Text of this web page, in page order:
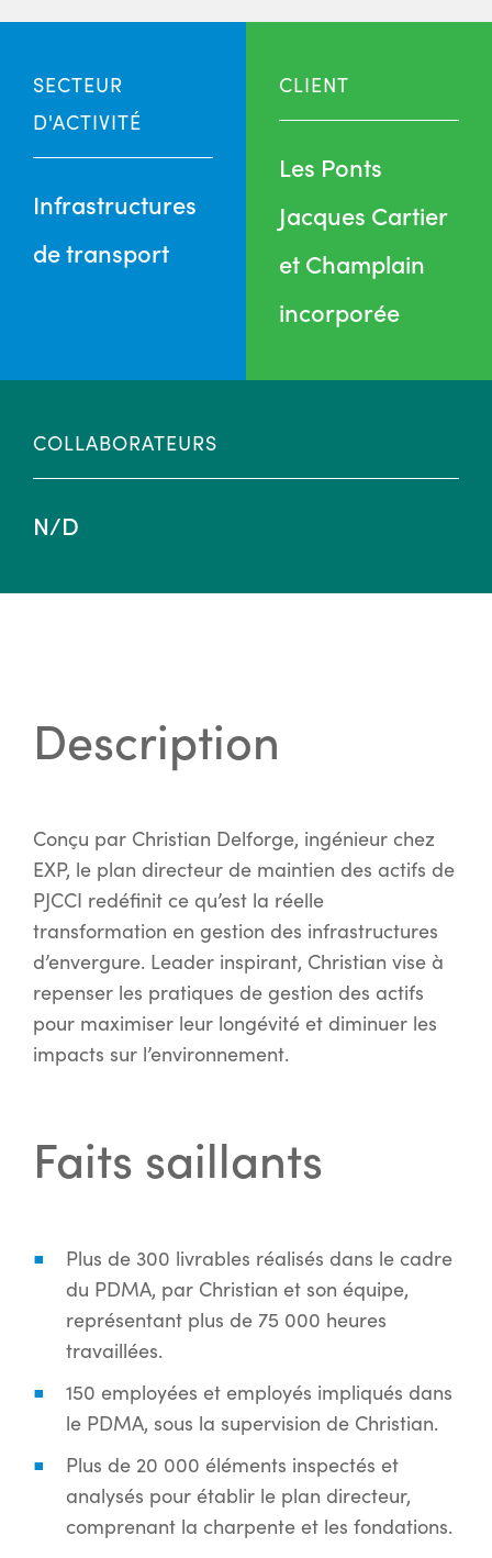
SECTEUR
D'ACTIVITÉ
Infrastructures
de transport
CLIENT
Les Ponts
Jacques Cartier
et Champlain
incorporée
COLLABORATEURS
N/D
Description
Conçu par Christian Delforge, ingénieur chez
EXP, le plan directeur de maintien des actifs de
PJCCI redéfinit ce qu’est la réelle
transformation en gestion des infrastructures
d’envergure. Leader inspirant, Christian vise à
repenser les pratiques de gestion des actifs
pour maximiser leur longévité et diminuer les
impacts sur l’environnement.
Faits saillants
Plus de 300 livrables réalisés dans le cadre
du PDMA, par Christian et son équipe,
représentant plus de 75 000 heures
travaillées.
150 employées et employés impliqués dans
le PDMA, sous la supervision de Christian.
Plus de 20 000 éléments inspectés et
analysés pour établir le plan directeur,
comprenant la charpente et les fondations.